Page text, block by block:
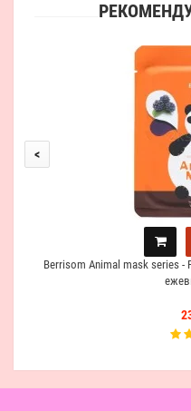
Berrisom Animal mask series -
<